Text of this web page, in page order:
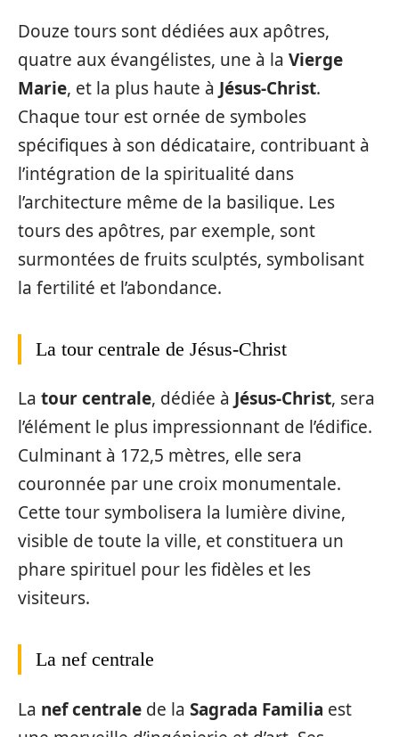
Douze tours sont dédiées aux apôtres,
quatre aux évangélistes, une à la Vierge
Marie, et la plus haute à Jésus-Christ.
Chaque tour est ornée de symboles
spécifiques à son dédicataire, contribuant à
l’intégration de la spiritualité dans
l’architecture même de la basilique. Les
tours des apôtres, par exemple, sont
surmontées de fruits sculptés, symbolisant
la fertilité et l’abondance.
La tour centrale de Jésus-Christ
La tour centrale, dédiée à Jésus-Christ, sera
l’élément le plus impressionnant de l’édifice.
Culminant à 172,5 mètres, elle sera
couronnée par une croix monumentale.
Cette tour symbolisera la lumière divine,
visible de toute la ville, et constituera un
phare spirituel pour les fidèles et les
visiteurs.
La nef centrale
La nef centrale de la Sagrada Familia est